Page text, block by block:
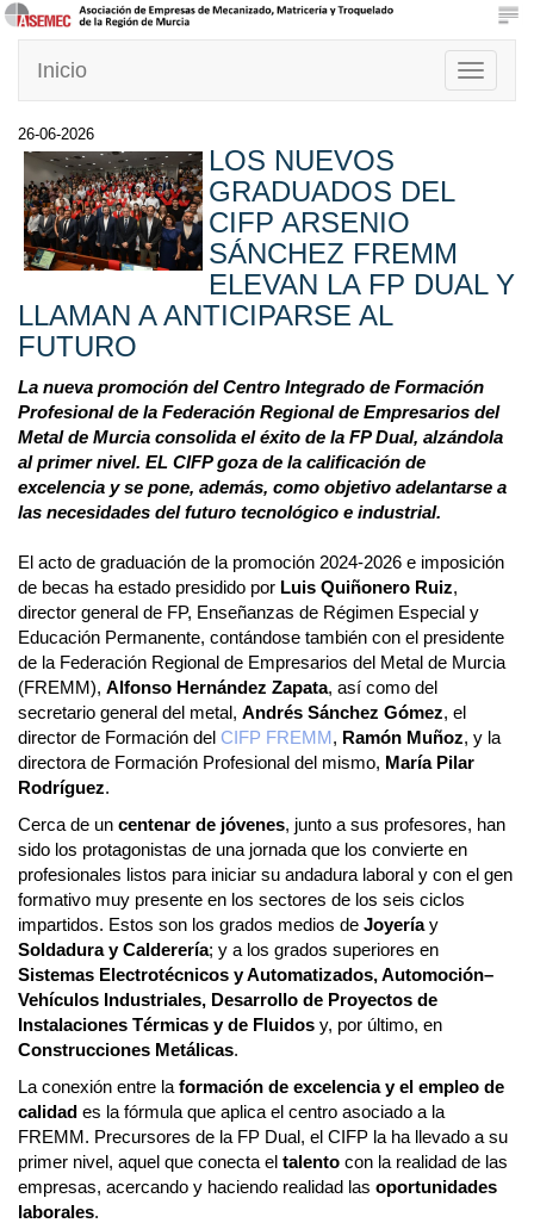
Toggle
Inicio
26-06-2026
LOS NUEVOS
GRADUADOS DEL
CIFP ARSENIO
SÁNCHEZ FREMM
ELEVAN LA FP DUAL Y
LLAMAN A ANTICIPARSE AL
FUTURO
La nueva promoción del Centro Integrado de Formación
Profesional de la Federación Regional de Empresarios del
Metal de Murcia consolida el éxito de la FP Dual, alzándola
al primer nivel. EL CIFP goza de la calificación de
excelencia y se pone, además, como objetivo adelantarse a
las necesidades del futuro tecnológico e industrial.
El acto de graduación de la promoción 2024-2026 e imposición
de becas ha estado presidido por Luis Quiñonero Ruiz,
director general de FP, Enseñanzas de Régimen Especial y
Educación Permanente, contándose también con el presidente
de la Federación Regional de Empresarios del Metal de Murcia
(FREMM), Alfonso Hernández Zapata, así como del
secretario general del metal, Andrés Sánchez Gómez, el
director de Formación del CIFP FREMM, Ramón Muñoz, y la
directora de Formación Profesional del mismo, María Pilar
Rodríguez.
Cerca de un centenar de jóvenes, junto a sus profesores, han
sido los protagonistas de una jornada que los convierte en
profesionales listos para iniciar su andadura laboral y con el gen
formativo muy presente en los sectores de los seis ciclos
impartidos. Estos son los grados medios de Joyeríay
Soldadura y Calderería; y a los grados superiores en
Sistemas Electrotécnicos y Automatizados, Automoción–
Vehículos Industriales, Desarrollo de Proyectos de
Instalaciones Térmicas y de Fluidos y, por último, en
Construcciones Metálicas.
La conexión entre la formación de excelencia y el empleo de
calidad es la fórmula que aplica el centro asociado a la
FREMM. Precursores de la FP Dual, el CIFP la ha llevado a su
primer nivel, aquel que conecta el talento con la realidad de las
empresas, acercando y haciendo realidad las oportunidades
laborales.